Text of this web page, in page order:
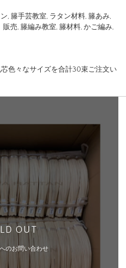
, 籐手芸教室, ラタン材料, 籐あみ,
売, 籐編み教室, 籐材料, かご編み,
色々なサイズを合計30束ご注文い
OUT
のお問い合わせ